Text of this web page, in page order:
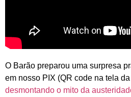
O Barão preparou uma surpresa
em nosso PIX (QR code na tela
desmontando o mito da